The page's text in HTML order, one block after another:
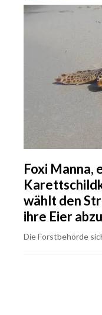
Foxi Manna,
wählt den
ihre Eier
Die Forstbehörde